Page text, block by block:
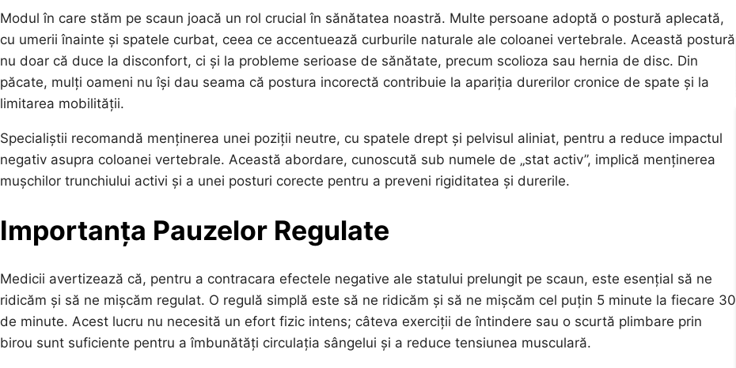
Modul în care stăm pe scaun joacă un rol crucial în sănătatea noastră. Multe persoane adoptă o postură aplecată,
cu umerii înainte și spatele curbat, ceea ce accentuează curburile naturale ale coloanei vertebrale. Această postură
nu doar că duce la disconfort, ci și la probleme serioase de sănătate, precum scolioza sau hernia de disc. Din
păcate, mulți oameni nu își dau seama că postura incorectă contribuie la apariția durerilor cronice de spate și la
limitarea mobilității.
Specialiștii recomandă menținerea unei poziții neutre, cu spatele drept și pelvisul aliniat, pentru a reduce impactul
negativ asupra coloanei vertebrale. Această abordare, cunoscută sub numele de „stat activ”, implică menținerea
mușchilor trunchiului activi și a unei posturi corecte pentru a preveni rigiditatea și durerile.
Importanța Pauzelor Regulate
Medicii avertizează că, pentru a contracara efectele negative ale statului prelungit pe scaun, este esențial să ne
ridicăm și să ne mișcăm regulat. O regulă simplă este să ne ridicăm și să ne mișcăm cel puțin 5 minute la fiecare 30
de minute. Acest lucru nu necesită un efort fizic intens; câteva exerciții de întindere sau o scurtă plimbare prin
birou sunt suficiente pentru a îmbunătăți circulația sângelui și a reduce tensiunea musculară.